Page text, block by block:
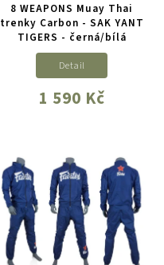
8 WEAPONS Muay Thai
trenky Carbon - SAK YANT
TIGERS - černá/bílá
1 590 Kč
Detail